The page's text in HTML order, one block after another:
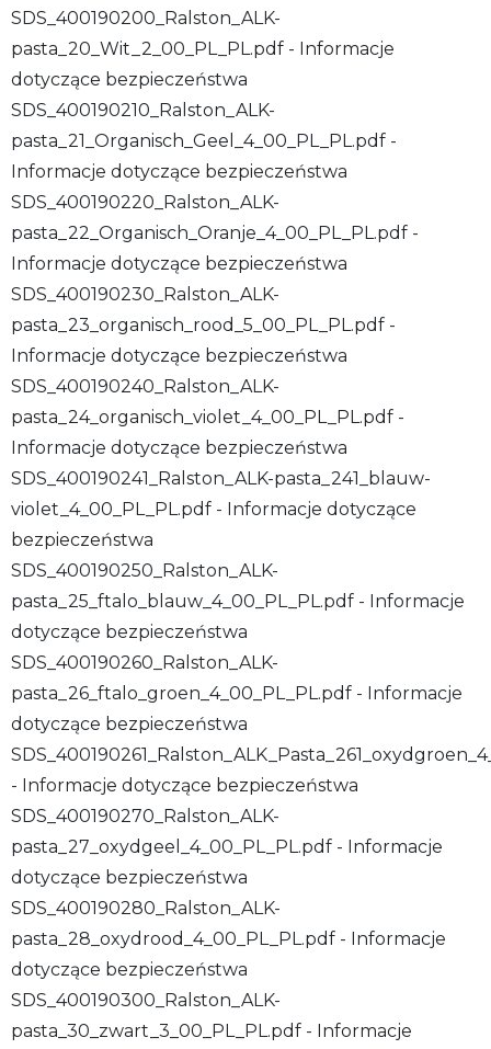
SDS_400190200_Ralston_ALK-
pasta_20_Wit_2_00_PL_PL.pdf - Informacje
dotyczące bezpieczeństwa
SDS_400190210_Ralston_ALK-
pasta_21_Organisch_Geel_4_00_PL_PL.pdf -
Informacje dotyczące bezpieczeństwa
SDS_400190220_Ralston_ALK-
pasta_22_Organisch_Oranje_4_00_PL_PL.pdf -
Informacje dotyczące bezpieczeństwa
SDS_400190230_Ralston_ALK-
pasta_23_organisch_rood_5_00_PL_PL.pdf -
Informacje dotyczące bezpieczeństwa
SDS_400190240_Ralston_ALK-
pasta_24_organisch_violet_4_00_PL_PL.pdf -
Informacje dotyczące bezpieczeństwa
SDS_400190241_Ralston_ALK-pasta_241_blauw-
violet_4_00_PL_PL.pdf - Informacje dotyczące
bezpieczeństwa
SDS_400190250_Ralston_ALK-
pasta_25_ftalo_blauw_4_00_PL_PL.pdf - Informacje
dotyczące bezpieczeństwa
SDS_400190260_Ralston_ALK-
pasta_26_ftalo_groen_4_00_PL_PL.pdf - Informacje
dotyczące bezpieczeństwa
- Informacje dotyczące bezpieczeństwa
SDS_400190270_Ralston_ALK-
pasta_27_oxydgeel_4_00_PL_PL.pdf - Informacje
dotyczące bezpieczeństwa
SDS_400190280_Ralston_ALK-
pasta_28_oxydrood_4_00_PL_PL.pdf - Informacje
dotyczące bezpieczeństwa
SDS_400190300_Ralston_ALK-
pasta_30_zwart_3_00_PL_PL.pdf - Informacje